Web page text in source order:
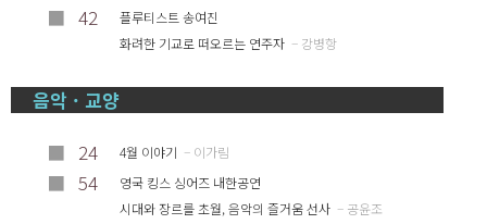
■ 42
플루티스트 송여진
화려한 기교로 떠오르는 연주자 – 강병항
음악 · 교양
■ 24 4월 이야기 – 이가림
■ 54
영국 킹스 싱어즈 내한공연
시대와 장르를 초월, 음악의 즐거움 선사 – 공윤조